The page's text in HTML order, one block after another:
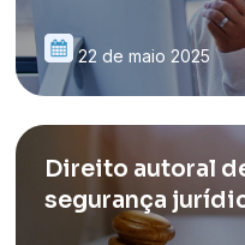
22 de maio 2025
Direito autoral
segurança